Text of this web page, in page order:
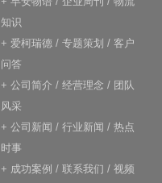
知识
+ 爱柯瑞德 / 专题策划 / 客户
问答
+ 公司简介 / 经营理念 / 团队
风采
+ 公司新闻 / 行业新闻 / 热点
时事
+ 成功案例 / 联系我们 / 视频